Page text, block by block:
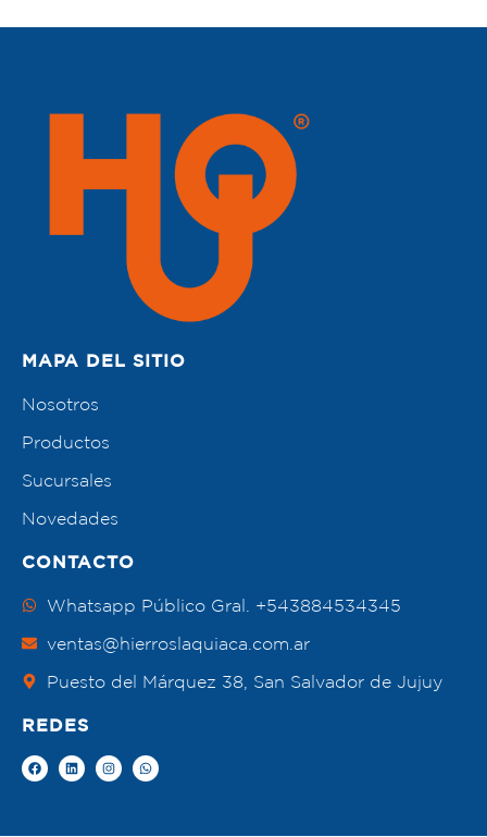
MAPA DEL SITIO
Nosotros
Productos
Sucursales
Novedades
CONTACTO
Whatsapp Público Gral. +543884534345
ventas@hierroslaquiaca.com.ar
Puesto del Márquez 38, San Salvador de Jujuy
REDES